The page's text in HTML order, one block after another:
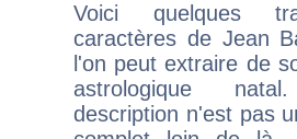
Voici quelques
caractères de Jean
l'on peut extraire de
astrologique
description n'est pas